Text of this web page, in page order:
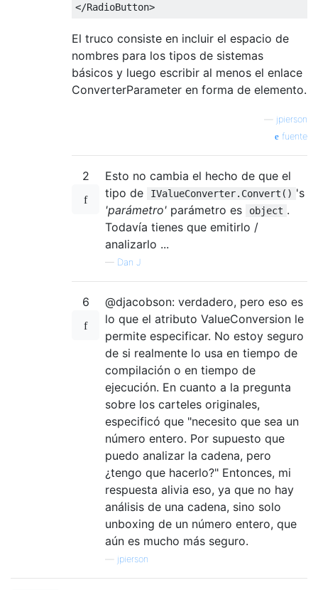
</RadioButton>
El truco consiste en incluir el espacio de
nombres para los tipos de sistemas
básicos y luego escribir al menos el enlace
ConverterParameter en forma de elemento.
jpierson
fuente
2
Esto no cambia el hecho de que el
tipo de
IValueConverter.Convert() 's
'parámetro' parámetro es object .
Todavía tienes que emitirlo /
analizarlo ...
— Dan J
6
@djacobson: verdadero, pero eso es
lo que el atributo ValueConversion le
permite especificar. No estoy seguro
de si realmente lo usa en tiempo de
compilación o en tiempo de
ejecución. En cuanto a la pregunta
sobre los carteles originales,
especificó que "necesito que sea un
número entero. Por supuesto que
puedo analizar la cadena, pero
¿tengo que hacerlo?" Entonces, mi
respuesta alivia eso, ya que no hay
análisis de una cadena, sino solo
unboxing de un número entero, que
aún es mucho más seguro.
jpierson